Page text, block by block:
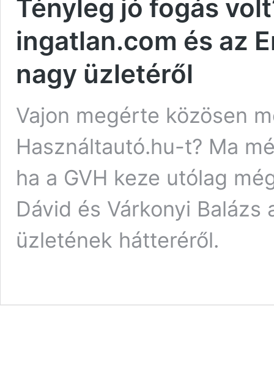
Tényleg jó fogás
ingatlan.com és az
nagy üzletéről
Vajon megérte közösen
Használtautó.hu-t? Ma
ha a GVH keze utólag
Dávid és Várkonyi
üzletének hátteréről.